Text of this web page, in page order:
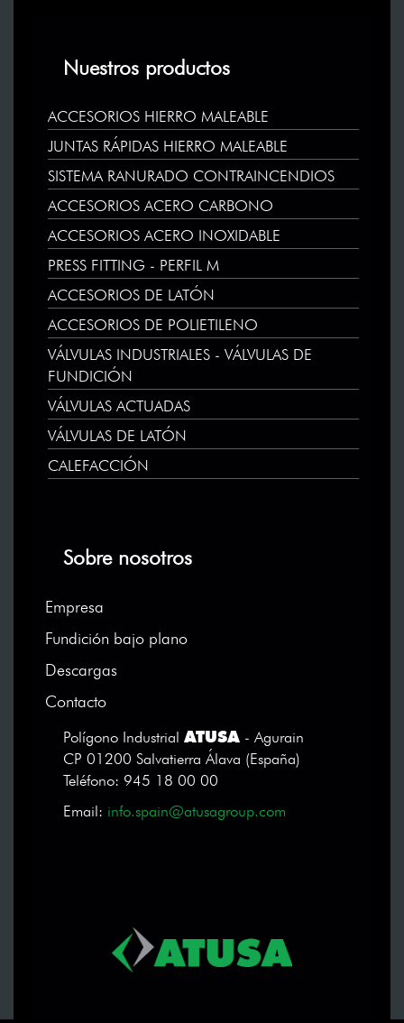
Nuestros productos
ACCESORIOS HIERRO MALEABLE
JUNTAS RÁPIDAS HIERRO MALEABLE
SISTEMA RANURADO CONTRAINCENDIOS
ACCESORIOS ACERO CARBONO
ACCESORIOS ACERO INOXIDABLE
PRESS FITTING - PERFIL M
ACCESORIOS DE LATÓN
ACCESORIOS DE POLIETILENO
VÁLVULAS INDUSTRIALES - VÁLVULAS DE
FUNDICIÓN
VÁLVULAS ACTUADAS
VÁLVULAS DE LATÓN
CALEFACCIÓN
Sobre nosotros
Empresa
Fundición bajo plano
Descargas
Contacto
Polígono Industrial ATUSA
- Agurain
CP 01200 Salvatierra Álava (España)
Teléfono: 945 18 00 00
Email: info.spain@atusagroup.com